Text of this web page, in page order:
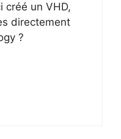
créé un VHD,
directement
?